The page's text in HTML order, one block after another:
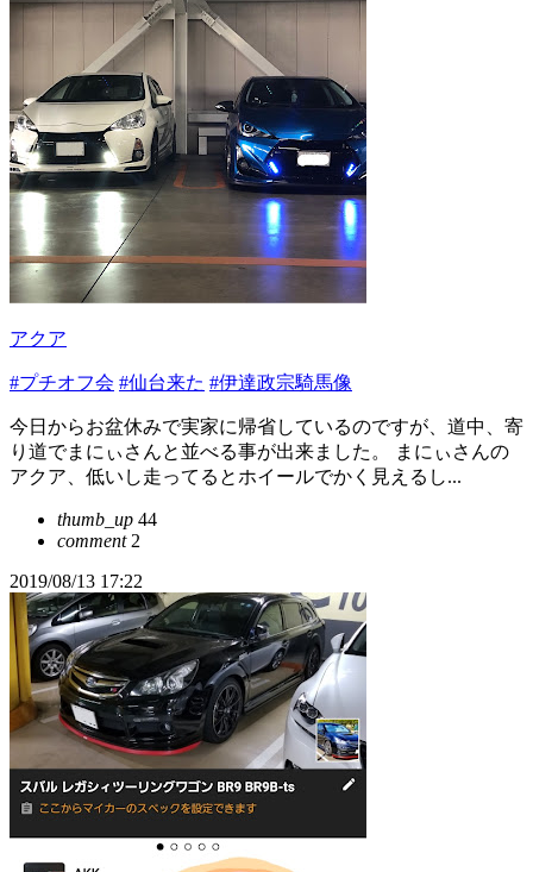
アクア
#プチオフ会 #仙台来た #伊達政宗騎馬像
今日からお盆休みで実家に帰省しているのですが、道中、寄
り道でまにぃさんと並べる事が出来ました。 まにぃさんの
アクア、低いし走ってるとホイールでかく見えるし...
thumb_up 44
comment2
2019/08/13 17:22